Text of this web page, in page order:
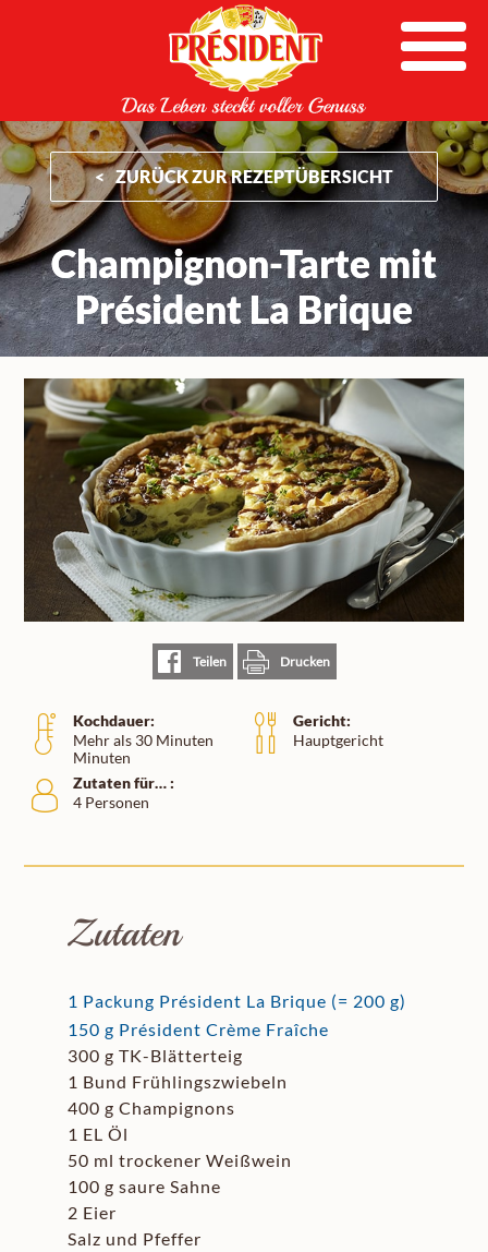
ZURÜCK ZUR REZEPTÜBERSICHT
Champignon-Tarte mit
Président La Brique
Teilen Drucken
Kochdauer:
Mehr als 30 Minuten
Minuten
Gericht:
Hauptgericht
Zutaten für… :
4 Personen
Zutaten
1 Packung Président La Brique (= 200 g)
150 g Président Crème Fraîche
300 g TK-Blätterteig
1 Bund Frühlingszwiebeln
400 g Champignons
1 EL Öl
50 ml trockener Weißwein
100 g saure Sahne
2 Eier
Salz und Pfeffer